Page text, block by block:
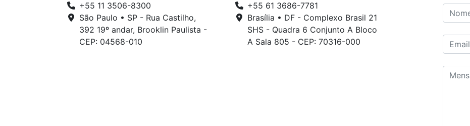
+55 11 3506-8300
São Paulo • SP - Rua Castilho,
392 19º andar, Brooklin Paulista -
CEP: 04568-010
+55 61 3686-7781
Brasília • DF - Complexo Brasil 21
SHS - Quadra 6 Conjunto A Bloco
A Sala 805 - CEP: 70316-000